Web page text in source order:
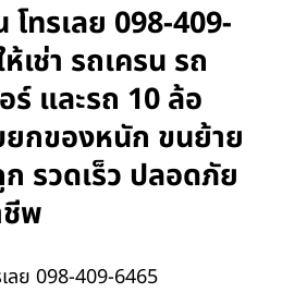
โทรเลย 098-409-
เช่า รถเครน รถ
ร์ และรถ 10 ล้อ
ยกของหนัก ขนย้าย
รวดเร็ว ปลอดภัย
พ
ลย 098-409-6465